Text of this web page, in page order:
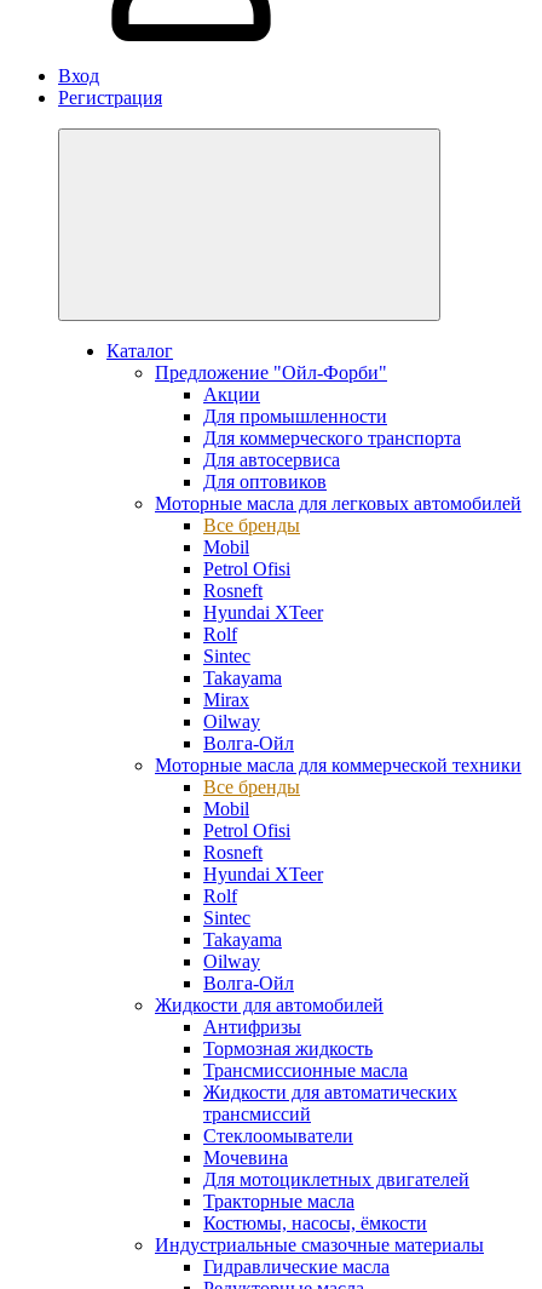
Вход
Регистрация
Каталог
Предложение "Ойл-Форби"
Акции
Для промышленности
Для коммерческого транспорта
Для автосервиса
Для оптовиков
Моторные масла для легковых автомобилей
Все бренды
Mobil
Petrol Ofisi
Rosneft
Hyundai XTeer
Rolf
Sintec
Takayama
Mirax
Oilway
Волга-Ойл
Моторные масла для коммерческой техники
Все бренды
Mobil
Petrol Ofisi
Rosneft
Hyundai XTeer
Rolf
Sintec
Takayama
Oilway
Волга-Ойл
Жидкости для автомобилей
Антифризы
Тормозная жидкость
Трансмиссионные масла
Жидкости для автоматических
трансмиссий
Стеклоомыватели
Мочевина
Для мотоциклетных двигателей
Тракторные масла
Костюмы, насосы, ёмкости
Индустриальные смазочные материалы
Гидравлические масла